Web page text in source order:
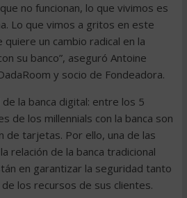
no funcionan, lo que vivimos es
Lo que vimos a gritos en este
un cambio radical en la
su banco”, aseguró Antoine
y socio de Fondeadora.
la banca digital: entre los 5
de los millennials con la banca son
de tarjetas. Por ello, una de las
relación de la banca tradicional
en garantizar la seguridad tanto
los recursos de sus clientes.